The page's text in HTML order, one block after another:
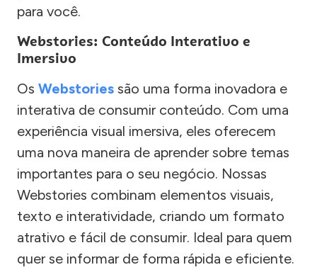
para você.
Webstories: Conteúdo Interativo e
Imersivo
Os Webstories são uma forma inovadora e
interativa de consumir conteúdo. Com uma
experiência visual imersiva, eles oferecem
uma nova maneira de aprender sobre temas
importantes para o seu negócio. Nossas
Webstories combinam elementos visuais,
texto e interatividade, criando um formato
atrativo e fácil de consumir. Ideal para quem
quer se informar de forma rápida e eficiente.